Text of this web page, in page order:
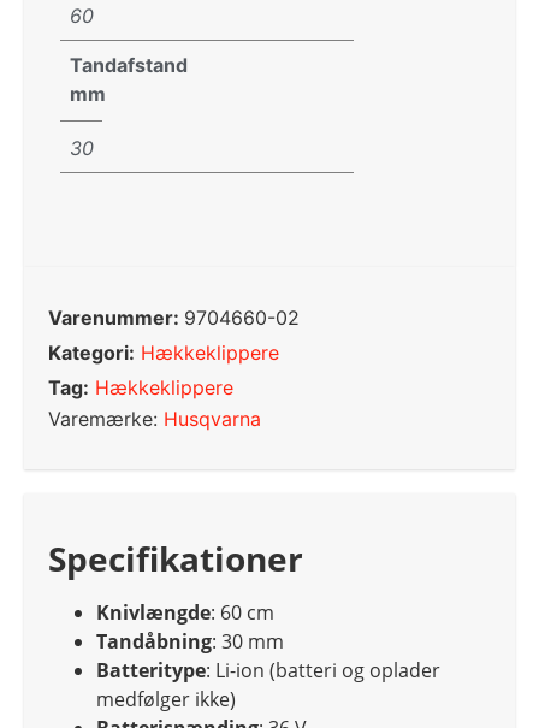
60
Tandafstand
mm
30
Varenummer: 9704660-02
Kategori: Hækkeklippere
Tag: Hækkeklippere
Varemærke: Husqvarna
Specifikationer
Knivlængde: 60 cm
Tandåbning: 30 mm
Batteritype: Li-ion (batteri og oplader
medfølger ikke)